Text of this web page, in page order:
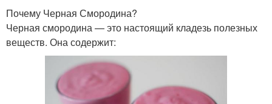
Почему Черная Смородина?
Черная смородина — это настоящий кладезь полезных
веществ. Она содержит: